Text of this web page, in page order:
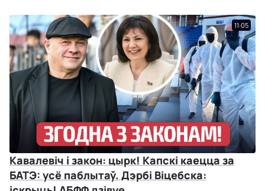
11:05
Кавалевіч і закон: цырк! Капскі каецца за
БАТЭ: усё паблытаў. Дэрбі Віцебска: